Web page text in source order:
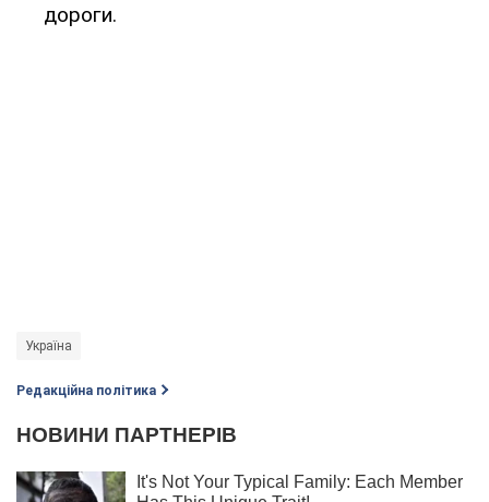
дороги.
Україна
Редакційна політика